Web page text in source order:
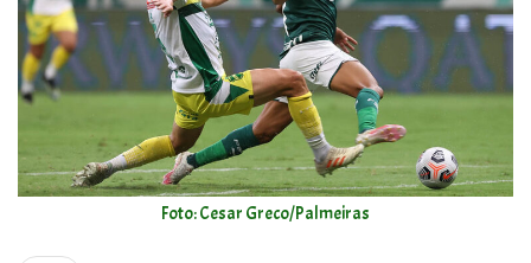
Foto: Cesar Greco/Palmeiras